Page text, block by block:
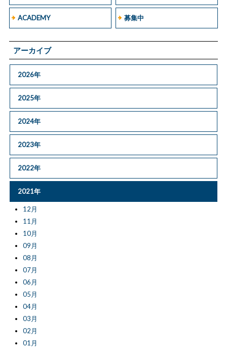
ACADEMY 募集中
アーカイブ
2026年
2025年
2024年
2023年
2022年
2021年
12月
11月
10月
09月
08月
07月
06月
05月
04月
03月
02月
01月